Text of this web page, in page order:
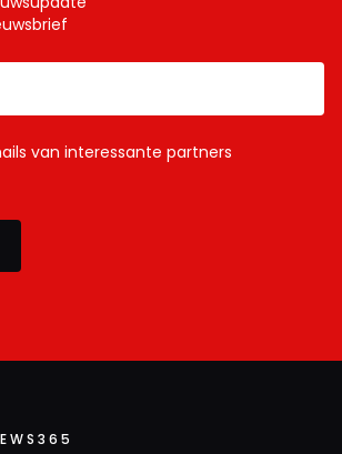
altijd "zeer betrouwbare bronnen " ( lees
al jaren zeker wisten, heb ik nooit
nu GP naar McLaren vertrekt, zou het
als hij wel nog uit loyaliteit dit
maar daarna niet voor verlenging in
hij dan meer de andere dingen gaat
leuk vindt. Of dat nu zelf andere
racesport te krijgen, of gewoon lekker
Bovendien dan is de jongste spruit ookal
wel adviezen gegeven ergens anders heen
van interessante partners